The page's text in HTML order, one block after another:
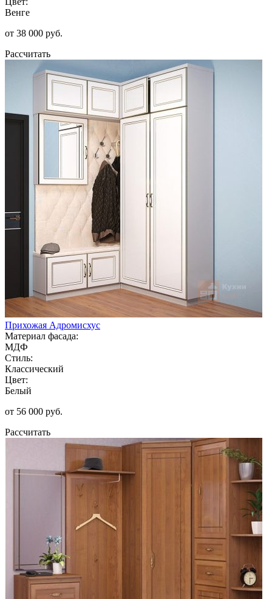
Венге
от 38 000 руб.
Рассчитать
Прихожая Адромисхус
Материал фасада:
МДФ
Стиль:
Классический
Цвет:
Белый
от 56 000 руб.
Рассчитать